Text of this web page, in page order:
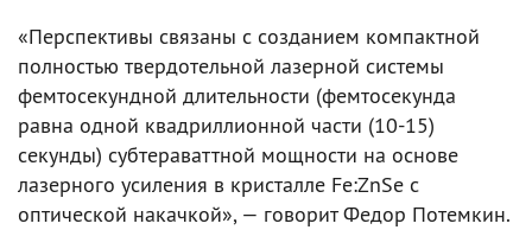
«Перспективы связаны с созданием компактной
полностью твердотельной лазерной системы
фемтосекундной длительности (фемтосекунда
равна одной квадриллионной части (10-15)
секунды) субтераваттной мощности на основе
лазерного усиления в кристалле Fe:ZnSe с
оптической накачкой», — говорит Федор Потемкин.